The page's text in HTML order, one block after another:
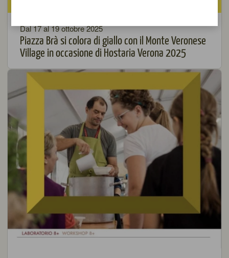
Dal 17 al 19 ottobre 2025
Piazza Brà si colora di giallo con il Monte Veronese
Village in occasione di Hostaria Verona 2025